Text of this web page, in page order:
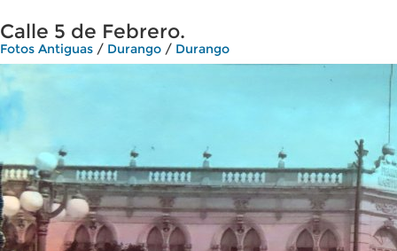
Calle 5 de Febrero.
Fotos Antiguas / Durango / Durango